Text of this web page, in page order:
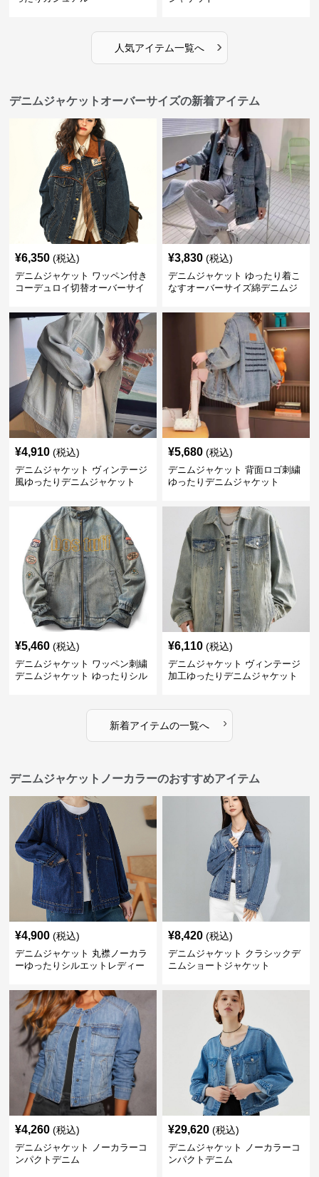
人気アイテム一覧へ ›
デニムジャケットオーバーサイズの新着アイテム
¥6,350 (税込)
デニムジャケット ワッペン付き
コーデュロイ切替オーバーサイ
¥3,830 (税込)
デニムジャケット ゆったり着こ
なすオーバーサイズ綿デニムジ
¥4,910 (税込)
デニムジャケット ヴィンテージ
風ゆったりデニムジャケット
¥5,680 (税込)
デニムジャケット 背面ロゴ刺繍
ゆったりデニムジャケット
¥5,460 (税込)
デニムジャケット ワッペン刺繍
デニムジャケット ゆったりシル
¥6,110 (税込)
デニムジャケット ヴィンテージ
加工ゆったりデニムジャケット
新着アイテムの一覧へ ›
デニムジャケットノーカラーのおすすめアイテム
¥4,900 (税込)
デニムジャケット 丸襟ノーカラ
ーゆったりシルエットレディー
¥8,420 (税込)
デニムジャケット クラシックデ
ニムショートジャケット
¥4,260 (税込)
デニムジャケット ノーカラーコ
ンパクトデニム
¥29,620 (税込)
デニムジャケット ノーカラーコ
ンパクトデニム